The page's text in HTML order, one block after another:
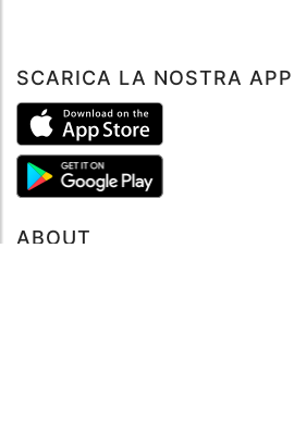
SCARICA LA NOSTRA APP
ABOUT